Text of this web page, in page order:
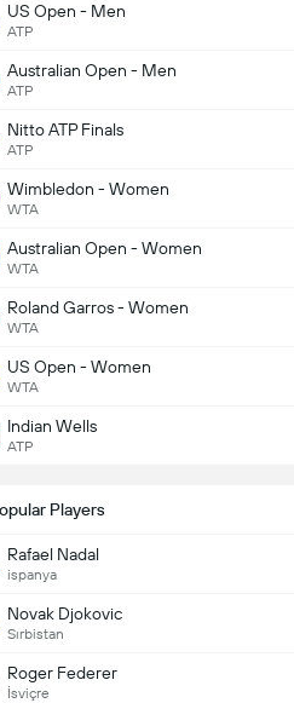
US Open - Men
ATP
Australian Open - Men
ATP
Nitto ATP Finals
ATP
Wimbledon - Women
WTA
Australian Open - Women
WTA
Roland Garros - Women
WTA
US Open - Women
WTA
Indian Wells
ATP
Players
Rafael Nadal
ispanya
Novak Djokovic
Sırbistan
Roger Federer
İsviçre